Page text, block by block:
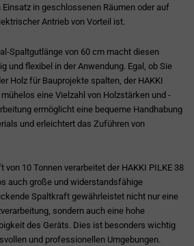
in geschlossenen Räumen oder auf
Antrieb von Vorteil ist.
Spaltgutlänge von 60 cm macht diesen
und flexibel in der Anwendung. Egal, ob Sie
Holz für Bauprojekte spalten, der HAKKI
eine Vielzahl von Holzstärken und -
ermöglicht eine bequeme Handhabung
und erleichtert das Zuführen von
10 Tonnen verarbeitet der HAKKI PILKE 38
auch große und widerstandsfähige
Spaltkraft gewährleistet nicht nur eine
sondern auch eine hohe
des Geräts. Dies ist besonders wichtig
und professionellen Umgebungen.